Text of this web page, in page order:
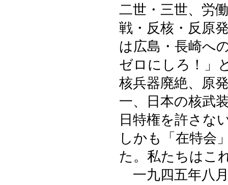
二世・三世、労
戦・反核・反原
は広島・長崎へ
ゼロにしろ！」
核兵器廃絶、原
一、日本の核武
日特権を許さな
しかも「在特会
た。私たちはこ
一九四五年八